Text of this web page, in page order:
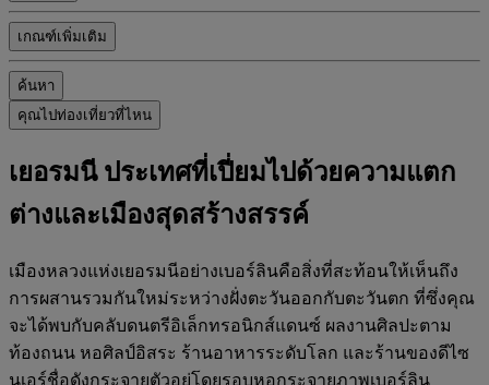
เกณฑ์เพิ่มเติม
ค้นหา
คุณไปท่องเที่ยวที่ไหน
เยอรมนี ประเทศที่เปี่ยมไปด้วยความแตก
ต่างและเมืองสุดสร้างสรรค์
เมืองหลวงแห่งเยอรมนีอย่างเบอร์ลินคือสิ่งที่สะท้อนให้เห็นถึง
การผสานรวมกันใหม่ระหว่างฝั่งตะวันออกกับตะวันตก ที่ซึ่งคุณ
จะได้พบกับคลับดนตรีอิเล็กทรอนิกส์แดนซ์ ผลงานศิลปะตาม
ท้องถนน หอศิลป์อิสระ ร้านอาหารระดับโลก และร้านของดีไซ
นเอร์ชื่อดังกระจายตัวอยู่โดยรอบหอกระจายภาพเบอร์ลิน